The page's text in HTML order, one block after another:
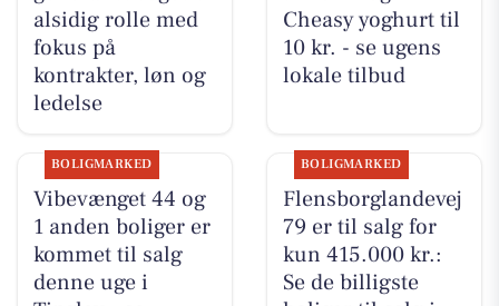
alsidig rolle med
fokus på
kontrakter, løn og
ledelse
Cheasy yoghurt til
10 kr. - se ugens
lokale tilbud
BOLIGMARKED
Vibevænget 44 og
1 anden boliger er
kommet til salg
denne uge i
BOLIGMARKED
Flensborglandevej
79 er til salg for
kun 415.000 kr.:
Se de billigste